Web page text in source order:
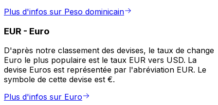
Plus d'infos sur Peso dominicain
EUR - Euro
D'après notre classement des devises, le taux de change
Euro le plus populaire est le taux EUR vers USD. La
devise Euros est représentée par l'abréviation EUR. Le
symbole de cette devise est €.
Plus d'infos sur Euro